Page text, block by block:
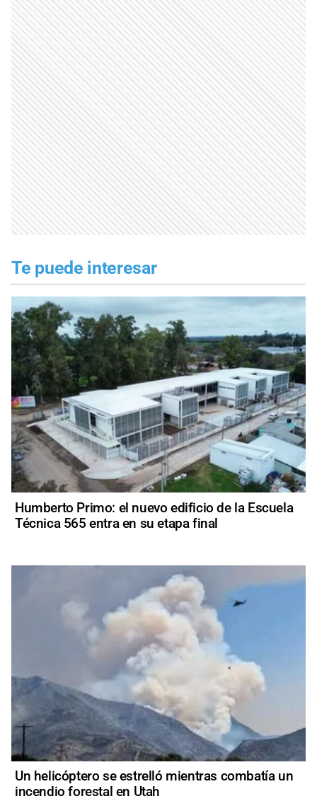
Te puede interesar
Humberto Primo: el nuevo edificio de la Escuela
Técnica 565 entra en su etapa final
Un helicóptero se estrelló mientras combatía un
incendio forestal en Utah